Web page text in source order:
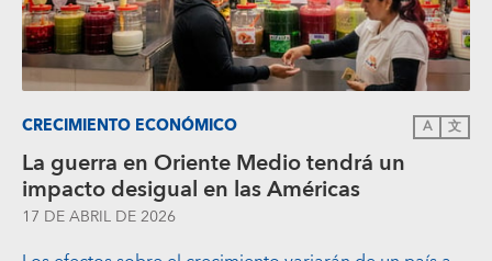
CRECIMIENTO ECONÓMICO A 文
La guerra en Oriente Medio tendrá un
impacto desigual en las Américas
17 DE ABRIL DE 2026